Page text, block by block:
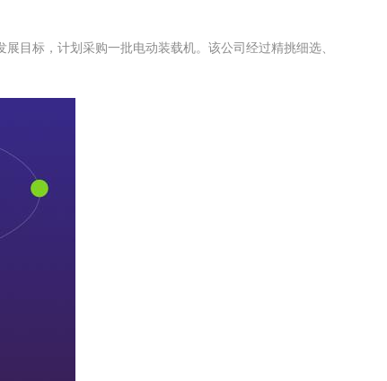
目标，计划采购一批电动装载机。该公司经过精挑细选、